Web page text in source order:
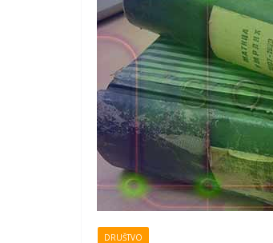
DRUŠTVO